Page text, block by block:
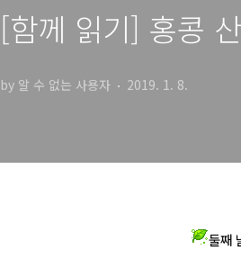
[함께 읽기] 홍콩
by 알 수 없는 사용자 2019. 1. 8.
둘째